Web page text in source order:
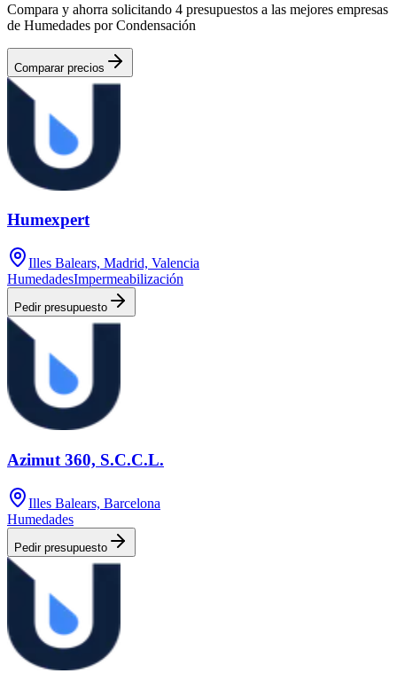
Compara y ahorra solicitando 4 presupuestos a las mejores empresas
de Humedades por Condensación
Comparar precios
Humexpert
Illes Balears, Madrid, Valencia
HumedadesImpermeabilización
Pedir presupuesto
Azimut 360, S.C.C.L.
Illes Balears, Barcelona
Humedades
Pedir presupuesto